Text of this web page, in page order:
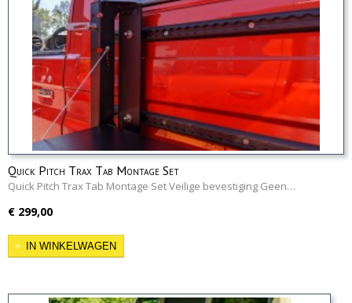
Quick Pitch Trax Tab Montage Set
Quick Pitch Trax Tab Montage Set Veilige bevestiging Geen…
€ 299,00
IN WINKELWAGEN